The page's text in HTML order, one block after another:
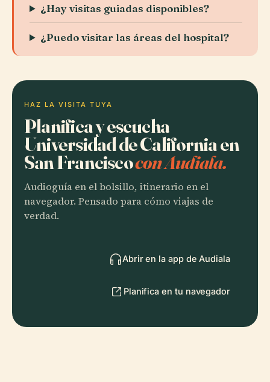
¿Hay visitas guiadas disponibles?
¿Puedo visitar las áreas del hospital?
HAZ LA VISITA TUYA
Planifica y escucha
Universidad de California en
San Franciscocon Audiala.
Audioguía en el bolsillo, itinerario en el
navegador. Pensado para cómo viajas de
verdad.
Abrir en la app de Audiala
Planifica en tu navegador